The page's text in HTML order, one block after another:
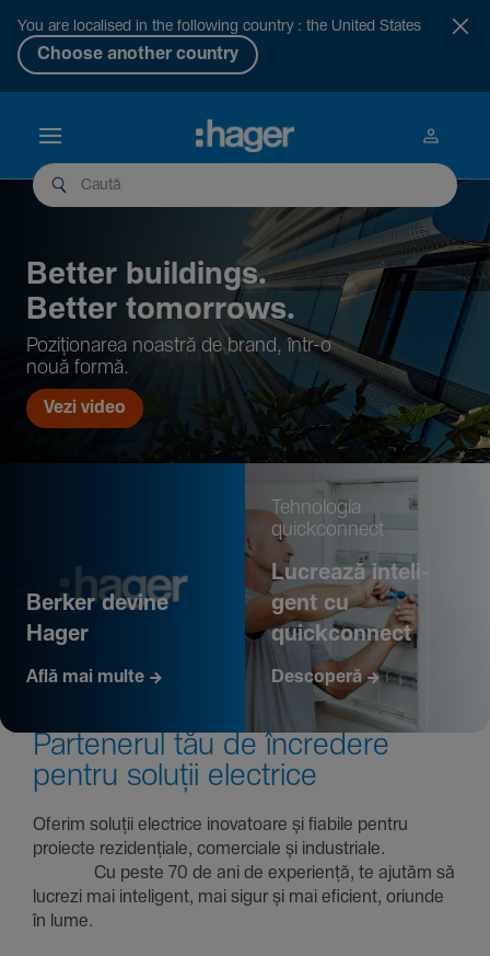
You are localised in the following country : the United States
Choose another country
Better buil­dings.
Better tomor­rows.
Pozi­țio­narea noastră de brand, într-o
nouă formă.
Vezi video
Berker devine
Hager
Află mai multe
Tehno­logia
quickconnect
Lucrează inte­li­
gent cu
quickconnect
Descoperă
Parte­nerul tău de încre­dere
pentru soluții electrice
Oferim soluții electrice inova­toare și fiabile pentru
proiecte rezi­den­țiale, comer­ciale și indus­triale.
Cu peste 70 de ani de expe­riență, te ajutăm să
lucrezi mai inte­li­gent, mai sigur și mai eficient, oriunde
în lume.